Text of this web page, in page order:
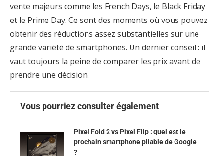
vente majeurs comme les French Days, le Black Friday
et le Prime Day. Ce sont des moments où vous pouvez
obtenir des réductions assez substantielles sur une
grande variété de smartphones. Un dernier conseil : il
vaut toujours la peine de comparer les prix avant de
prendre une décision.
Vous pourriez consulter également
Pixel Fold 2 vs Pixel Flip : quel est le
prochain smartphone pliable de Google
?